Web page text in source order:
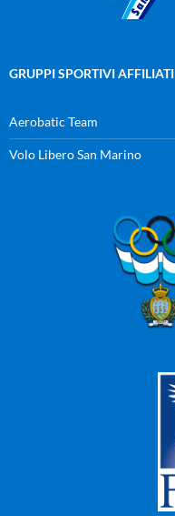
GRUPPI SPORTIVI AFFILIATI
Aerobatic Team
Volo Libero San Marino